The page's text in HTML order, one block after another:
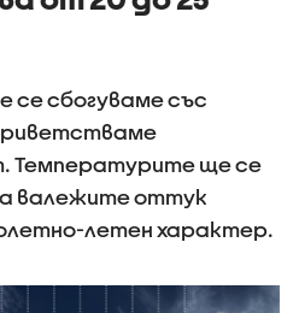
се сбогуваме със
Температурите ще се
валежите оттук
летен характер.